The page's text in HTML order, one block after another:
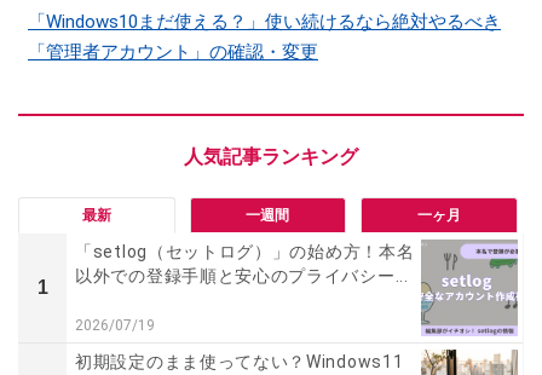
「Windows10まだ使える？」使い続けるなら絶対やるべき
「管理者アカウント」の確認・変更
最新 一週間 一ヶ月
1
「setlog（セットログ）」の始め方！本名
以外での登録手順と安心のプライバシー...
2026/07/19
初期設定のまま使ってない？Windows11